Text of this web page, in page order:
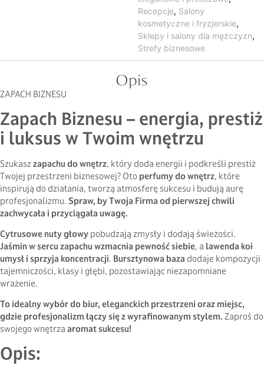
Recepcje, Salony
kosmetyczne i fryzjerskie,
Sklepy i salony dla mężczyzn,
Strefy biznesowe
Opis
ZAPACH BIZNESU
Zapach Biznesu – energia, prestiż
i luksus w Twoim wnętrzu
Szukaszzapachu do wnętrz, który doda energii i podkreśli prestiż
Twojej przestrzeni biznesowej? Oto perfumy do wnętrz, które
inspirują do działania, tworzą atmosferę sukcesu i budują aurę
profesjonalizmu. Spraw, by Twoja Firma od pierwszej chwili
zachwycała i przyciągała uwagę.
Cytrusowe nuty głowy pobudzają zmysły i dodają świeżości.
Jaśmin w sercu zapachu wzmacnia pewność siebie, a lawenda koi
umysł i sprzyja koncentracji. Bursztynowa baza dodaje kompozycji
tajemniczości, klasy i głębi, pozostawiając niezapomniane
wrażenie.
To idealny wybór do biur, eleganckich przestrzeni oraz miejsc,
gdzie profesjonalizm łączy się z wyrafinowanym stylem. Zaproś do
swojego wnętrza aromat sukcesu!
Opis: